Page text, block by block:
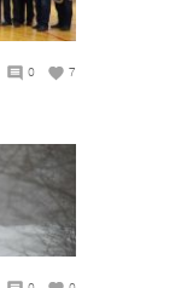
0 7